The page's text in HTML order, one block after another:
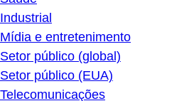
Industrial
Mídia e entretenimento
Setor público (global)
Setor público (EUA)
Telecomunicações